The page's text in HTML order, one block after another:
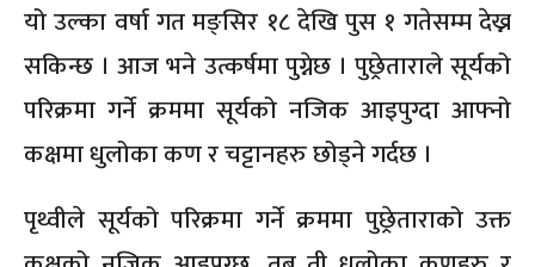
यो उल्का वर्षा गत मङ्सिर १८ देखि पुस १ गतेसम्म देख्न
सकिन्छ । आज भने उत्कर्षमा पुग्नेछ । पुछ्रेताराले सूर्यको
परिक्रमा गर्ने क्रममा सूर्यको नजिक आइपुग्दा आफ्नो
कक्षमा धुलोका कण र चट्टानहरु छोड्ने गर्दछ ।
पृथ्वीले सूर्यको परिक्रमा गर्ने क्रममा पुछ्रेताराको उक्त